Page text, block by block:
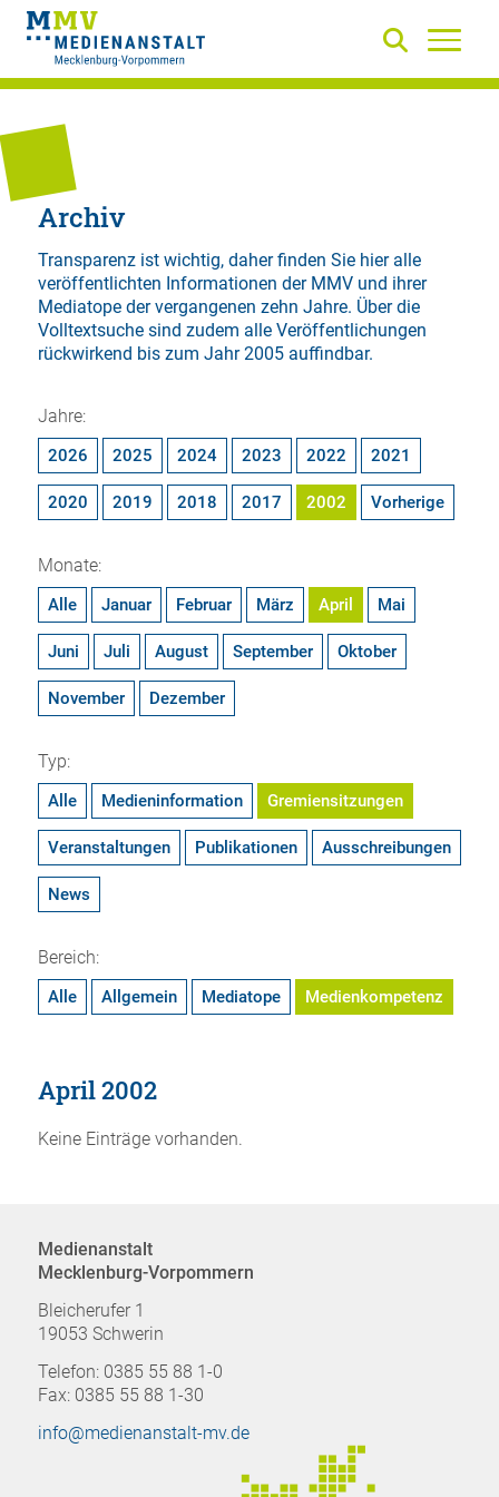
Archiv
Transparenz ist wichtig, daher finden Sie hier alle
veröffentlichten Informationen der MMV und ihrer
Mediatope der vergangenen zehn Jahre. Über die
Volltextsuchesind zudem alle Veröffentlichungen
rückwirkend bis zum Jahr 2005 auffindbar.
Jahre:
2026 2025 2024 2023 2022 2021
2020 2019 2018 2017 2002 Vorherige
Monate:
Alle Januar Februar März April Mai
Juni Juli August September Oktober
November Dezember
Typ:
Alle Medieninformation Gremiensitzungen
Veranstaltungen Publikationen Ausschreibungen
News
Bereich:
Alle Allgemein Mediatope Medienkompetenz
April 2002
Keine Einträge vorhanden.
Medienanstalt
Mecklenburg-Vorpommern
Bleicherufer 1
19053 Schwerin
Telefon: 0385 55 88 1-0
Fax: 0385 55 88 1-30
info@medienanstalt-mv.de